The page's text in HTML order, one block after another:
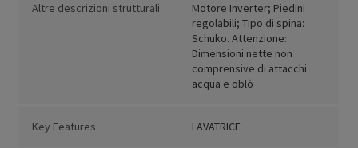
Altre descrizioni strutturali
Motore Inverter; Piedini
regolabili; Tipo di spina:
Schuko. Attenzione:
Dimensioni nette non
comprensive di attacchi
acqua e oblò
Key Features LAVATRICE